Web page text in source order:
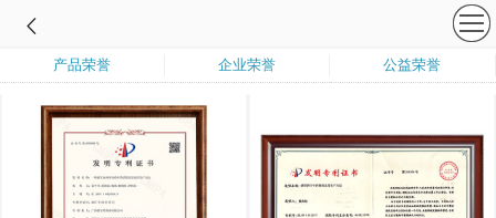
产品荣誉 企业荣誉 公益荣誉